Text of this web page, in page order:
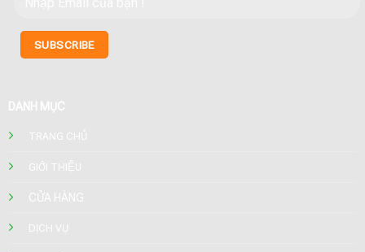
DANH MỤC
TRANG CHỦ
GIỚI THIỆU
CỬA HÀNG
DỊCH VỤ